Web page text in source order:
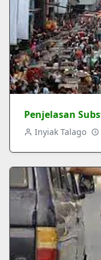
Penjelasan
Inyiak Talago